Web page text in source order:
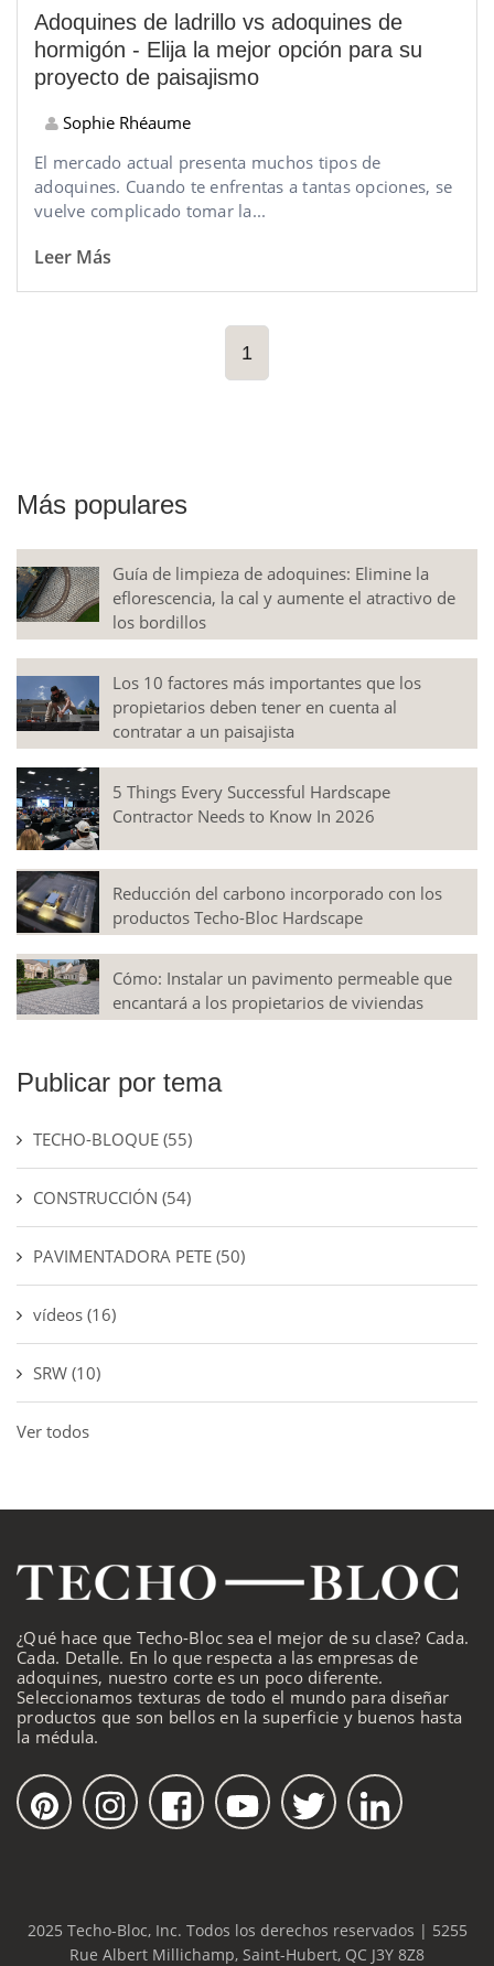
Adoquines de ladrillo vs adoquines de
hormigón - Elija la mejor opción para su
proyecto de paisajismo
Sophie Rhéaume
El mercado actual presenta muchos tipos de
adoquines. Cuando te enfrentas a tantas opciones, se
vuelve complicado tomar la...
Leer Más
1
Más populares
Guía de limpieza de adoquines: Elimine la
eflorescencia, la cal y aumente el atractivo de
los bordillos
Los 10 factores más importantes que los
propietarios deben tener en cuenta al
contratar a un paisajista
5 Things Every Successful Hardscape
Contractor Needs to Know In 2026
Reducción del carbono incorporado con los
productos Techo-Bloc Hardscape
Cómo: Instalar un pavimento permeable que
encantará a los propietarios de viviendas
Publicar por tema
TECHO-BLOQUE (55)
CONSTRUCCIÓN (54)
PAVIMENTADORA PETE (50)
vídeos (16)
SRW (10)
Ver todos
¿Qué hace que Techo-Bloc sea el mejor de su clase? Cada.
Cada. Detalle. En lo que respecta a las empresas de
adoquines, nuestro corte es un poco diferente.
Seleccionamos texturas de todo el mundo para diseñar
productos que son bellos en la superficie y buenos hasta
la médula.
2025 Techo-Bloc, Inc. Todos los derechos reservados | 5255
Rue Albert Millichamp, Saint-Hubert, QC J3Y 8Z8